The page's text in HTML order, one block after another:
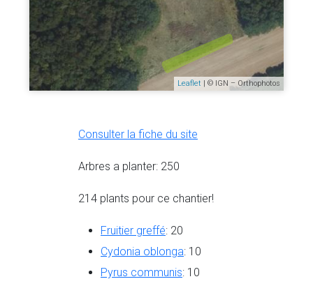
Leaflet | © IGN – Orthophotos
Consulter la fiche du site
Arbres a planter: 250
214 plants pour ce chantier!
Fruitier greffé: 20
Cydonia oblonga: 10
Pyrus communis: 10